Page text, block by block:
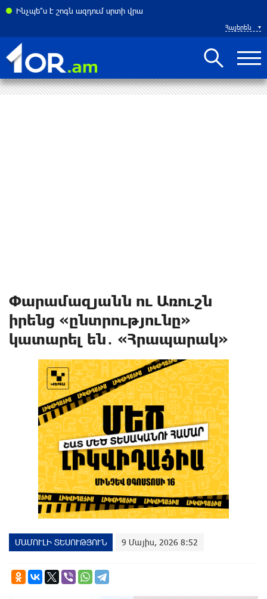
Ինչպե՞ս է շոգն ազդում սրտի վրա
Հայերեն
Փարամազյանն ու Առուշն
իրենց «ընտրությունը»
կատարել են․ «Հրապարակ»
ՄԱՄՈՒԼԻ ՏԵՍՈՒԹՅՈՒՆ 9 Մայիս, 2026 8:52